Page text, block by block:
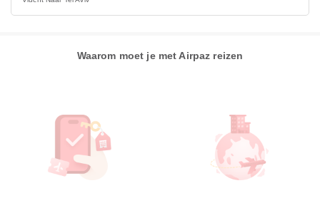
Waarom moet je met Airpaz reizen